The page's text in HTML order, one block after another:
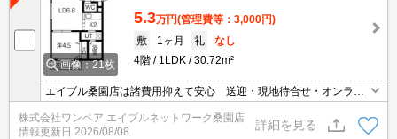
画像：21枚
5.3万円(管理費等：3,000円)
敷
1ヶ月 礼
なし
4階
1LDK 30.72m²
エイブル桑園店は諸費用抑えて安心 送迎・現地待合せ・オンライ
株式会社ワンペア エイブルネットワーク桑園店
情報更新日 2026/08/08
詳細を見る